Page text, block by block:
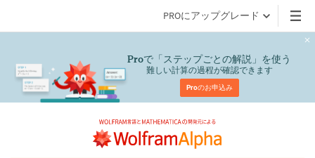
PROにアップグレード
Proで「ステップごとの解説」を使う
難しい計算の過程が確認できます
Proのお申込み